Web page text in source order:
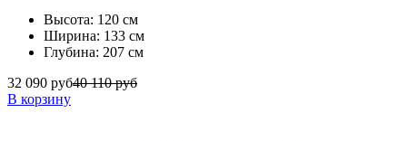
Высота: 120 см
Ширина: 133 см
Глубина: 207 см
32 090 руб40 110 руб
В корзину